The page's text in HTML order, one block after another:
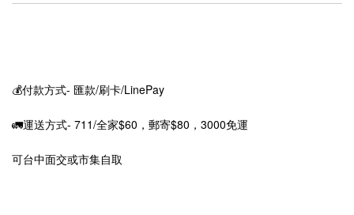
💰付款方式- 匯款/刷卡/LinePay
🚛運送方式- 711/全家$60，郵寄$80，3000免運
可台中面交或市集自取